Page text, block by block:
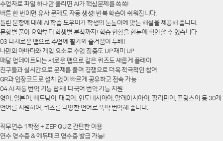
수업자료 파일 하나만 올리면 AI가 핵심문제를 쏙쏙!
버튼 한 번이면 유사 문제도 자동 생성! 반복 학습이 쉬워집니다.
틀린 문항에 대해 AI 학습 도우미가 학생의 눈높이에 맞는 해설을 제공해 줍니다.
문항별 풀이 요약부터 학생별 분석까지! 학습 현황을 한눈에 확인할 수 있습니다.
03 다채로운 맵으로 수업에 활기와 즐거움이 두배!
나만의 아바타와 게임 요소로 수업 집중도 UP 재미 UP
매달 업데이트되는 새로운 맵으로 같은 퀴즈도 새롭게 플레이
친구들과 실시간으로 문제를 풀며 경쟁으로 더욱 적극적인 참여
QR과 입장코드로 설치 없이 빠르게 공유하고 접속 가능
04 AI 자동 번역 기능 탑재! 다국어 번역 기능 지원
영어, 일본어, 베트남어, 태국어, 인도네시아어, 말레이시아어, 필리핀어, 프랑스어 등 30개
언어를 지원하여, 퀴즈를 다양한 언어로 뚝딱 번역해 줍니다.
직무연수 1학점 + ZEP QUIZ 간편한 이용
연수 영수증 & 에듀테크 영수증 발급 가능!